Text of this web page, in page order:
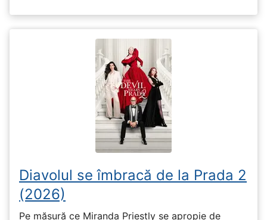
Diavolul se îmbracă de la Prada 2
(2026)
Pe măsură ce Miranda Priestly se apropie de